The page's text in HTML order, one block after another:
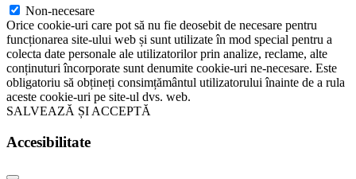
Non-necesare
Orice cookie-uri care pot să nu fie deosebit de necesare pentru
funcționarea site-ului web și sunt utilizate în mod special pentru a
colecta date personale ale utilizatorilor prin analize, reclame, alte
conținuturi încorporate sunt denumite cookie-uri ne-necesare. Este
obligatoriu să obțineți consimțământul utilizatorului înainte de a rula
aceste cookie-uri pe site-ul dvs. web.
SALVEAZĂ ȘI ACCEPTĂ
Accesibilitate